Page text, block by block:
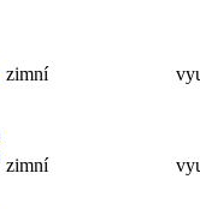
zimní
zimní